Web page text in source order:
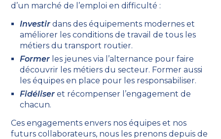
d’un marché de l’emploi en difficulté :
Investir dans des équipements modernes et
améliorer les conditions de travail de tous les
métiers du transport routier.
Former les jeunes via l’alternance pour faire
découvrir les métiers du secteur. Former aussi
les équipes en place pour les responsabiliser.
Fidéliser et récompenser l’engagement de
chacun.
Ces engagements envers nos équipes et nos
futurs collaborateurs, nous les prenons depuis de